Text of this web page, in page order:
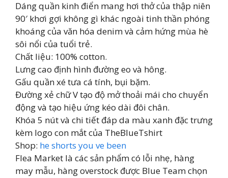
Dáng quần kinh điển mang hơi thở của thập niên
90′ khơi gợi không gì khác ngoài tinh thần phóng
khoáng của văn hóa denim và cảm hứng mùa hè
sôi nổi của tuổi trẻ.
Chất liệu: 100% cotton.
Lưng cao định hình đường eo và hông.
Gấu quần xé tưa cá tính, bụi bặm.
Đường xẻ chữ V tạo độ mở thoải mái cho chuyển
động và tạo hiệu ứng kéo dài đôi chân.
Khóa 5 nút và chi tiết đáp da màu xanh đặc trưng
kèm logo con mắt của TheBlueTshirt
Shop: he shorts you ve been
Flea Market là các sản phẩm có lỗi nhẹ, hàng
may mẫu, hàng overstock được Blue Team chọn